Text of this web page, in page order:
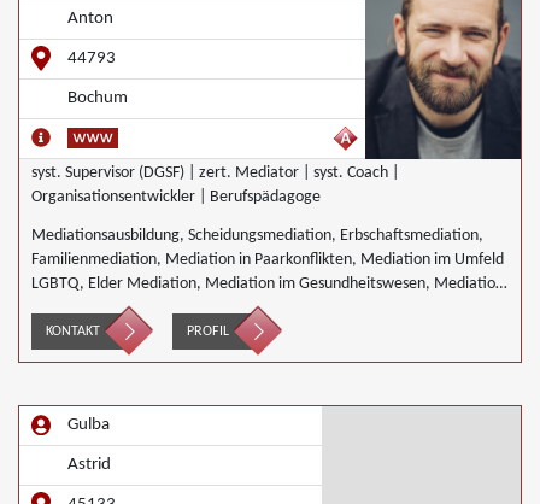
Anton
44793
Bochum
syst. Supervisor (DGSF) | zert. Mediator | syst. Coach |
Organisationsentwickler | Berufspädagoge
Mediationsausbildung, Scheidungsmediation, Erbschaftsmediation,
Familienmediation, Mediation in Paarkonflikten, Mediation im Umfeld
LGBTQ, Elder Mediation, Mediation im Gesundheitswesen, Mediation
im Bereich Integration und Inklusion, Innerbetriebliche Mediation,
Interkulturelle Mediation, Mediation von Generationskonflikten,
Mediation bei Gesellschafterkonflikten, Mediation im öffentlichen
Unternehmensnachfolgen, Schulmediation, Täter/Opfer Ausgleich,
Umweltmediation, Wirtschaftsmediation
KONTAKT PROFIL
Gulba
Astrid